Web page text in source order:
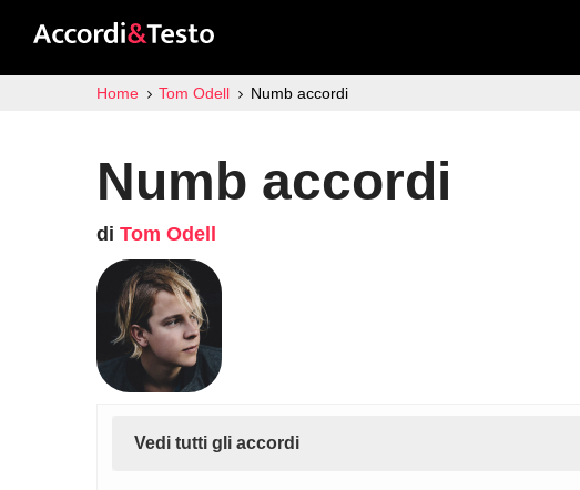
Home Tom Odell Numb accordi
Numb accordi
di Tom Odell
Vedi tutti gli accordi